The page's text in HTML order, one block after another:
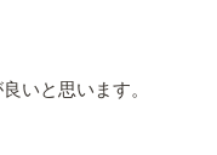
いと思います。